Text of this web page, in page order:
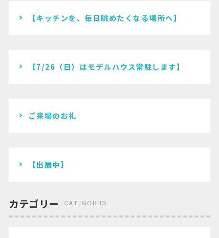
ン
【キッチンを、毎日眺めたくなる場所へ】
【7/26（日）はモデルハウス常駐します】
ご来場のお礼
【出展中】
カテゴリー CATEGORIES